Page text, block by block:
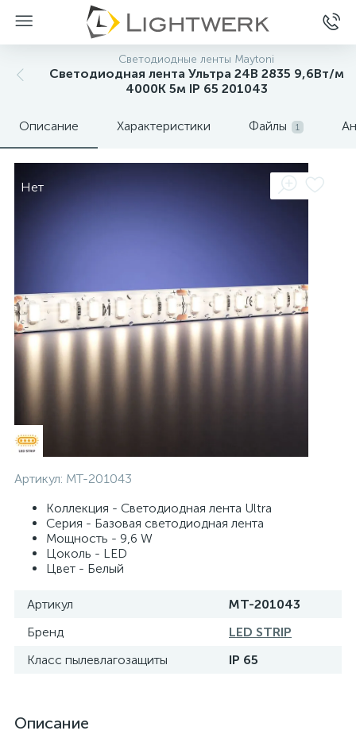
Светодиодные ленты Maytoni
Светодиодная лента Ультра 24В 2835 9,6Вт/м
4000К 5м IP 65 201043
Описание Характеристики Файлы 1
Нет
Артикул: MT-201043
Коллекция - Светодиодная лента Ultra
Серия - Базовая светодиодная лента
Мощность - 9,6 W
Цоколь - LED
Цвет - Белый
Артикул
MT-201043
Бренд
LED STRIP
Класс пылевлагозащиты
IP 65
Описание